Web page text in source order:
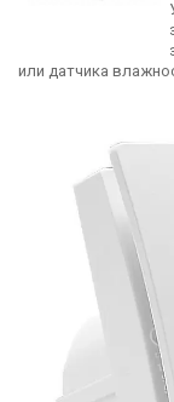
или датчика